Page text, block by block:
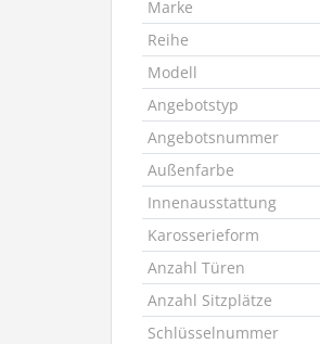
Marke
Reihe
Modell
Angebotstyp
Angebotsnummer
Außenfarbe
Innenausstattung
Karosserieform
Anzahl Türen
Anzahl Sitzplätze
Schlüsselnummer